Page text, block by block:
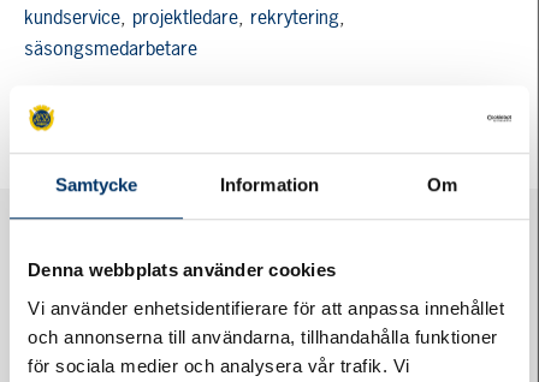
Samtycke Information Om
Denna webbplats använder cookies
Vi använder enhetsidentifierare för att anpassa innehållet
och annonserna till användarna, tillhandahålla funktioner
för sociala medier och analysera vår trafik. Vi
kundservice, projektledare, rekrytering,
säsongsmedarbetare
«Nu gjuts grunden för Brf Åkanten